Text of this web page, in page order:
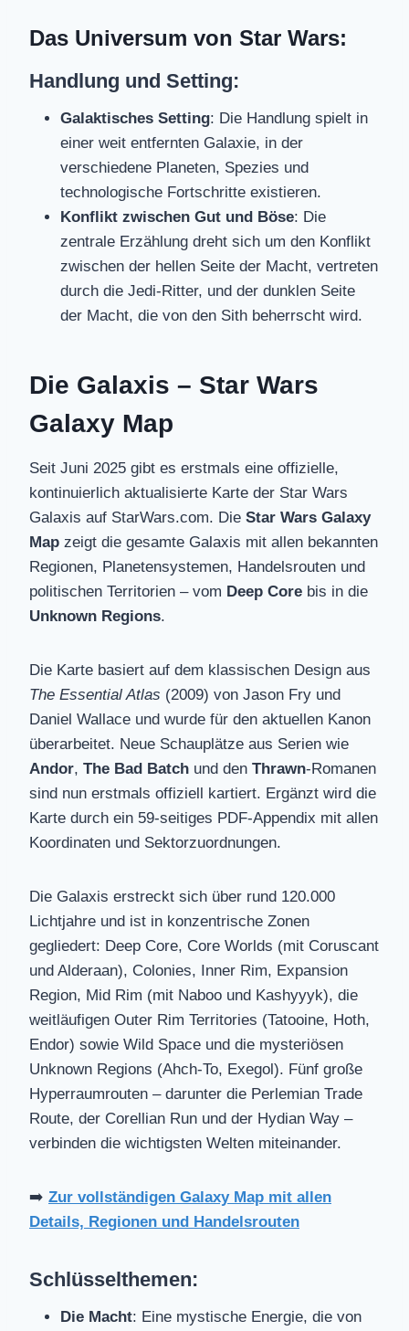
Das Universum von Star Wars:
Handlung und Setting:
Galaktisches Setting: Die Handlung spielt in
einer weit entfernten Galaxie, in der
verschiedene Planeten, Spezies und
technologische Fortschritte existieren.
Konflikt zwischen Gut und Böse: Die
zentrale Erzählung dreht sich um den Konflikt
zwischen der hellen Seite der Macht, vertreten
durch die Jedi-Ritter, und der dunklen Seite
der Macht, die von den Sith beherrscht wird.
Die Galaxis – Star Wars
Galaxy Map
Seit Juni 2025 gibt es erstmals eine offizielle,
kontinuierlich aktualisierte Karte der Star Wars
Galaxis auf StarWars.com. Die Star Wars Galaxy
Map zeigt die gesamte Galaxis mit allen bekannten
Regionen, Planetensystemen, Handelsrouten und
politischen Territorien – vom Deep Core bis in die
Unknown Regions.
Die Karte basiert auf dem klassischen Design aus
The Essential Atlas (2009) von Jason Fry und
Daniel Wallace und wurde für den aktuellen Kanon
überarbeitet. Neue Schauplätze aus Serien wie
Andor, The Bad Batch und den Thrawn-Romanen
sind nun erstmals offiziell kartiert. Ergänzt wird die
Karte durch ein 59-seitiges PDF-Appendix mit allen
Koordinaten und Sektorzuordnungen.
Die Galaxis erstreckt sich über rund 120.000
Lichtjahre und ist in konzentrische Zonen
gegliedert: Deep Core, Core Worlds (mit Coruscant
und Alderaan), Colonies, Inner Rim, Expansion
Region, Mid Rim (mit Naboo und Kashyyyk), die
weitläufigen Outer Rim Territories (Tatooine, Hoth,
Endor) sowie Wild Space und die mysteriösen
Unknown Regions (Ahch-To, Exegol). Fünf große
Hyperraumrouten – darunter die Perlemian Trade
Route, der Corellian Run und der Hydian Way –
verbinden die wichtigsten Welten miteinander.
➡️ Zur vollständigen Galaxy Map mit allen
Details, Regionen und Handelsrouten
Schlüsselthemen:
Die Macht: Eine mystische Energie, die von